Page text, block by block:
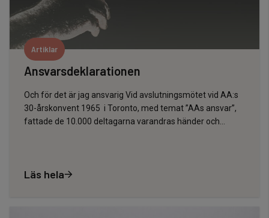
Artiklar
Ansvarsdeklarationen
Och för det är jag ansvarig Vid avslutningsmötet vid AA:s
30-årskonvent 1965 i Toronto, med temat ”AAs ansvar”,
fattade de 10.000 deltagarna varandras händer och…
Läs hela